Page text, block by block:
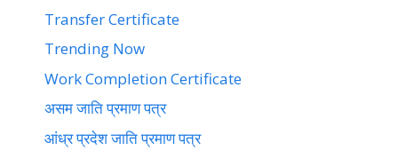
Transfer Certificate
Trending Now
Work Completion Certificate
असम जाति प्रमाण पत्र
आंध्र प्रदेश जाति प्रमाण पत्र